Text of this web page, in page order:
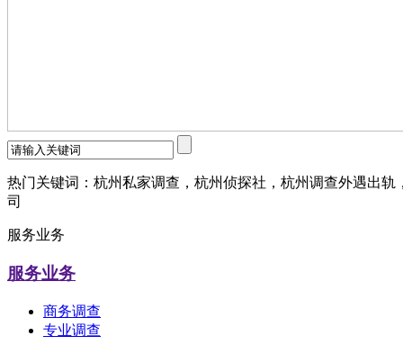
热门关键词：杭州私家调查，杭州侦探社，杭州调查外遇出
司
服务业务
服务业务
商务调查
专业调查